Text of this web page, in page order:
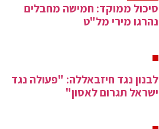
סיכול ממוקד: חמישה מחבלים
נהרגו מירי מל"ט
לבנון נגד חיזבאללה: "פעולה נגד
ישראל תגרום לאסון"